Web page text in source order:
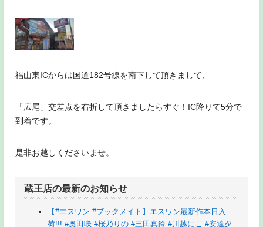
福山東ICからは国道182号線を南下して頂きまして、
「広尾」交差点を右折して頂きましたらすぐ！IC降りて5分で
到着です。
是非お越しくださいませ。
蔵王店の最新のお知らせ
【#エスワン #ブックメイト】エスワン最新作本日入
荷!!! #奥田咲 #桜乃りの #三田真鈴 #川越にこ #安達夕